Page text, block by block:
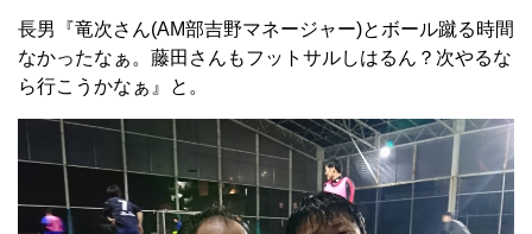
長男『竜次さん(AM部吉野マネージャー)とボール蹴る時間
なかったなぁ。藤田さんもフットサルしはるん？次やるな
ら行こうかなぁ』と。